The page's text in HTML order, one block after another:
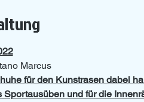
Marcus
für den Kunstrasen dabei
Sportausüben und für die